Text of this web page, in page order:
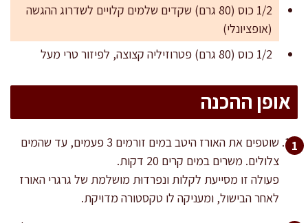
1/2 כוס (80 גרם) שקדים שלמים קלויים לשדרוג ההגשה
(אופציונלי)
1/2 כוס (80 גרם) פטרוזיליה קצוצה, לפיזור טרי מעל
אופן ההכנה
שוטפים את האורז היטב במים זורמים 3 פעמים, עד שהמים
צלולים. משרים במים קרים 20 דקות.
פעולה זו מסייעת לקלות ונפרדוּת מושלמת של גרגרי האורז
לאחר הבישול, ומעניקה לו טקסטורה מדויקת.